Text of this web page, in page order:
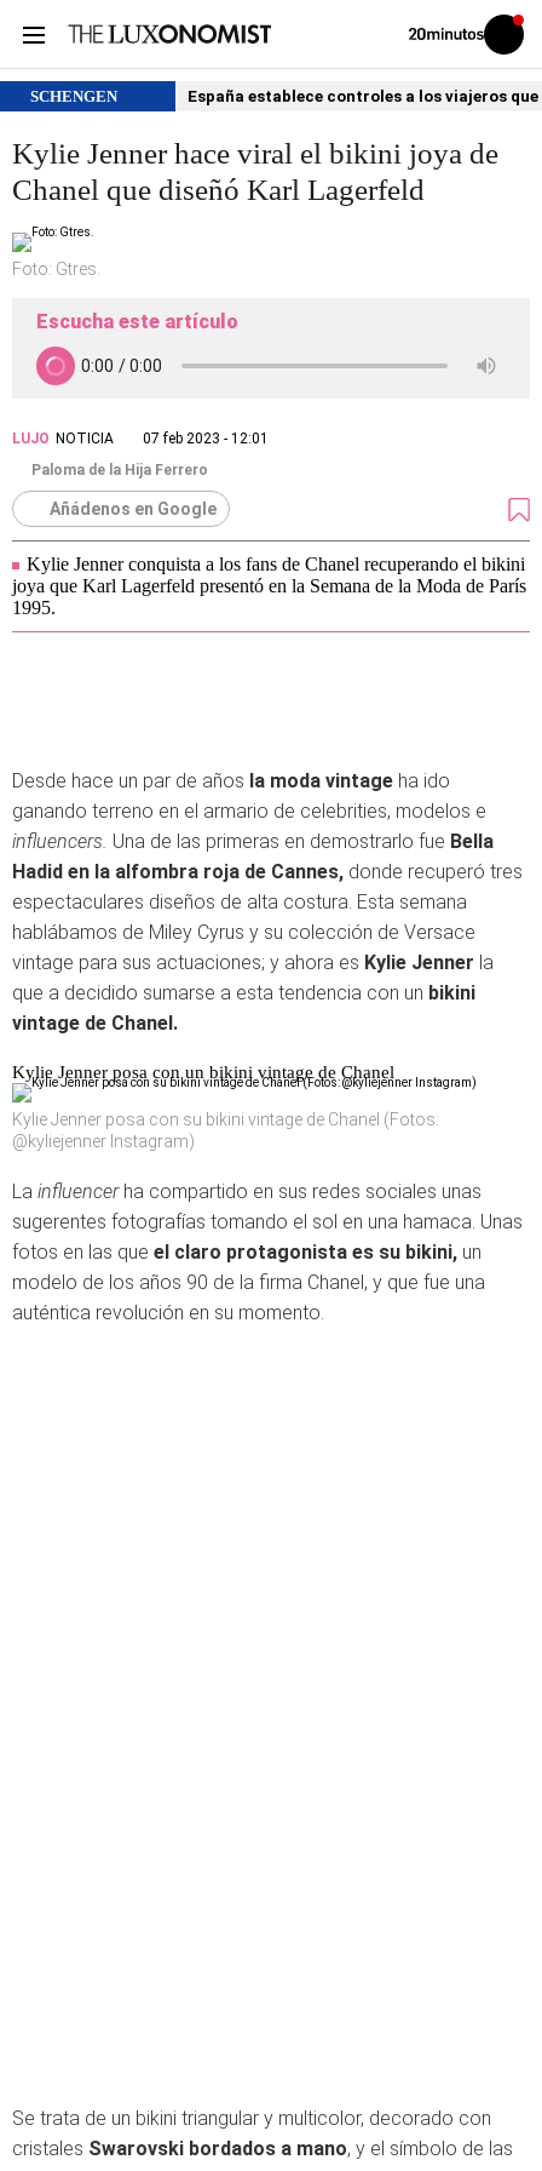
Volver
Iniciar
sesión
SCHENGEN España establece controles a los viajeros
Kylie Jenner hace viral el bikini joya de
Chanel que diseñó Karl Lagerfeld
Foto: Gtres.
Escucha este artículo
LUJO NOTICIA
07 feb 2023 - 12:01
Paloma de la Hija Ferrero
Añádenos en Google
Kylie Jenner conquista a los fans de Chanel recuperando el bikini
joya que Karl Lagerfeld presentó en la Semana de la Moda de París
1995.
Desde hace un par de años la moda vintage ha ido
ganando terreno en el armario de celebrities, modelos e
influencers. Una de las primeras en demostrarlo fue Bella
Hadid en la alfombra roja de Cannes, donde recuperó tres
espectaculares diseños de alta costura. Esta semana
hablábamos de Miley Cyrus y su colección de Versace
vintage para sus actuaciones; y ahora es Kylie Jenner la
que a decidido sumarse a esta tendencia con un bikini
vintage de Chanel.
Kylie Jenner posa con un bikini vintage de Chanel
Kylie Jenner posa con su bikini vintage de Chanel (Fotos:
@kyliejenner Instagram)
La influencer ha compartido en sus redes sociales unas
sugerentes fotografías tomando el sol en una hamaca. Unas
fotos en las que el claro protagonista es su bikini, un
modelo de los años 90 de la firma Chanel, y que fue una
auténtica revolución en su momento.
Se trata de un bikini triangular y multicolor, decorado con
cristales Swarovski bordados a mano, y el símbolo de las